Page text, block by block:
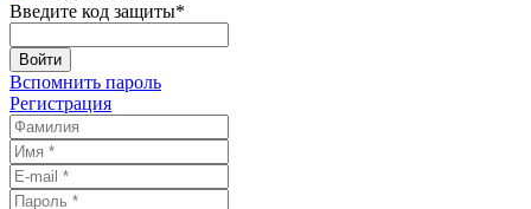
Введите код защиты*
Войти
Вспомнить пароль
Регистрация